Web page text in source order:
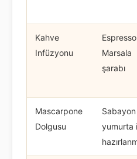
Kahve
Infüzyonu
Marsala
şarabı
Mascarpone
Dolgusu
Sabayon
yumurta